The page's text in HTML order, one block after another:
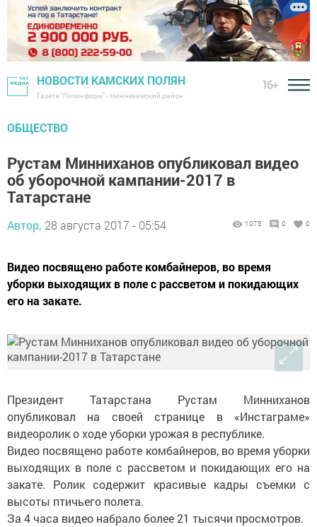
НОВОСТИ КАМСКИХ ПОЛЯН
Газета "Посинформ" - Нижнекамский район
16+
ОБЩЕСТВО
Рустам Минниханов опубликовал видео
об уборочной кампании-2017 в
Татарстане
Автор, 28 августа 2017 - 05:54 1075 0 0
Видео посвящено работе комбайнеров, во время
уборки выходящих в поле с рассветом и покидающих
его на закате.
Президент Татарстана Рустам Минниханов
опубликовал на своей странице в «Инстаграме»
видеоролик о ходе уборки урожая в республике.
Видео посвящено работе комбайнеров, во время уборки
выходящих в поле с рассветом и покидающих его на
закате. Ролик содержит красивые кадры съемки с
высоты птичьего полета.
За 4 часа видео набрало более 21 тысячи просмотров.